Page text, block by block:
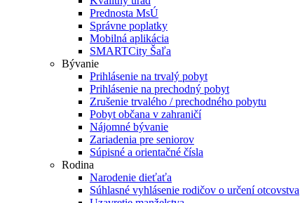
Prednosta MsÚ
Správne poplatky
Mobilná aplikácia
SMARTCity Šaľa
Bývanie
Prihlásenie na trvalý pobyt
Prihlásenie na prechodný pobyt
Zrušenie trvalého / prechodného pobytu
Pobyt občana v zahraničí
Nájomné bývanie
Zariadenia pre seniorov
Súpisné a orientačné čísla
Rodina
Narodenie dieťaťa
Súhlasné vyhlásenie rodičov o určení otcovstva